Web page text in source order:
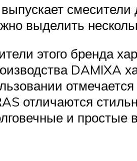
выделить
этого бренда
DAMIXA
отличаются
и простые